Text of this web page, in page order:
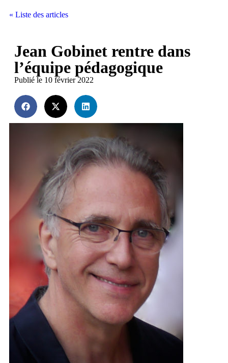
« Liste des articles
Jean Gobinet rentre dans
l’équipe pédagogique
Publié le 10 février 2022